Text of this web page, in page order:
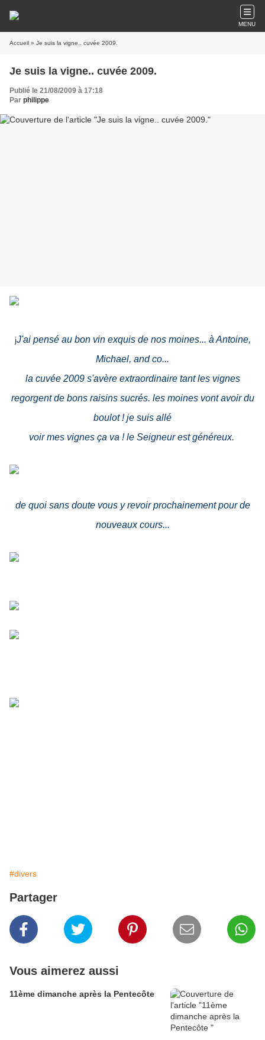
MENU
Accueil » Je suis la vigne.. cuvée 2009.
Je suis la vigne.. cuvée 2009.
Publié le 21/08/2009 à 17:18
Par philippe
jJ'ai pensé au bon vin exquis de nos moines... à Antoine,
Michael, and co...
la cuvée 2009 s'avère extraordinaire tant les vignes
regorgent de bons raisins sucrés. les moines vont avoir du
boulot ! je suis allé
voir mes vignes ça va ! le Seigneur est généreux.
de quoi sans doute vous y revoir prochainement pour de
nouveaux cours...
#divers
Partager
Vous aimerez aussi
11ème dimanche après la Pentecôte